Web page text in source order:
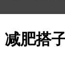
减肥搭